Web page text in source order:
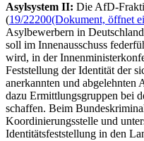
Asylsystem II: Die AfD-
(19/22200(Dokument, öffnet
Asylbewerbern in
soll im Innenausschuss
wird, in der
Feststellung der Identität der
anerkannten und abgelehnten
dazu Ermittlungsgruppen bei
schaffen. Beim
Koordinierungsstelle und
Identitätsfeststellung in den